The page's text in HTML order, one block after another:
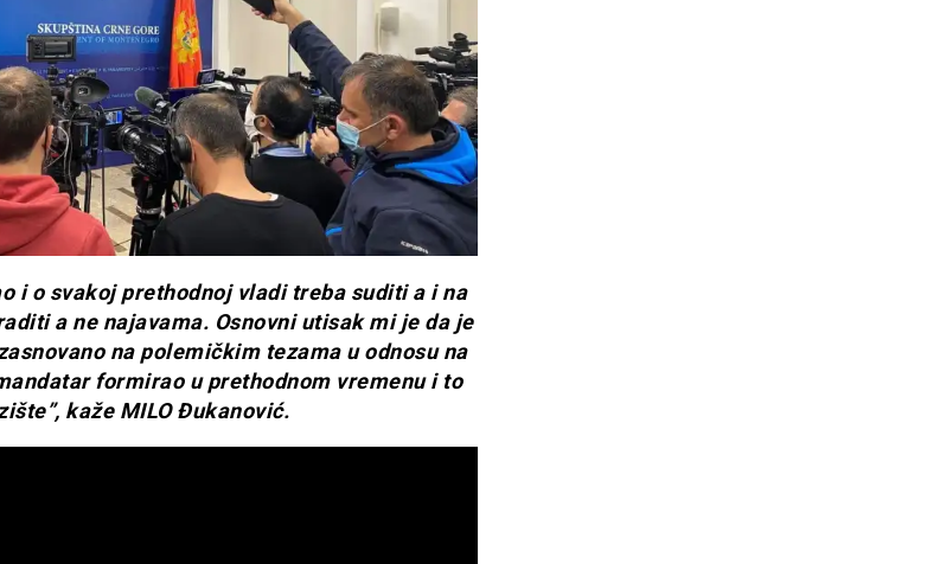
i o svakoj prethodnoj vladi treba suditi a i na
a ne najavama. Osnovni utisak mi je da je
na polemičkim tezama u odnosu na
formirao u prethodnom vremenu i to
kaže MILO Đukanović.